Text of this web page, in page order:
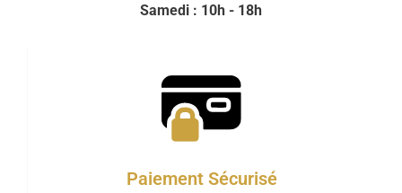
Samedi : 10h - 18h
Paiement Sécurisé